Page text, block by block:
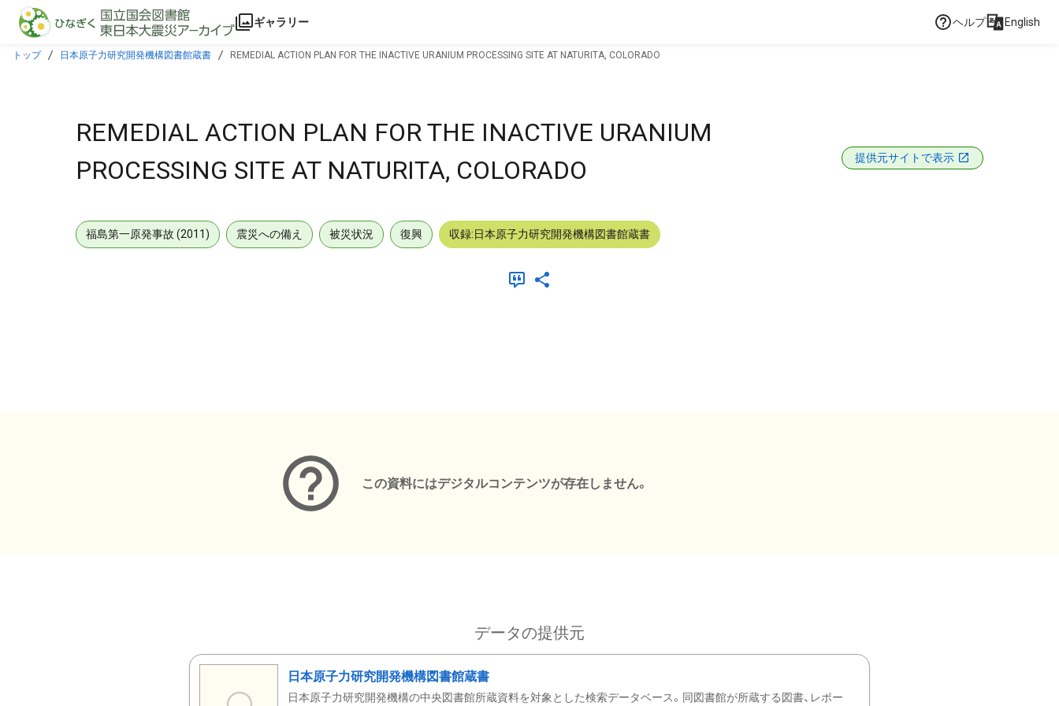
本文に飛ぶ
ギャラリー ヘルプ English
トップ 日本原子力研究開発機構図書館蔵書 REMEDIAL ACTION PLAN FOR THE INACTIVE URANIUM PROCESSING SITE AT NATURITA, COLORADO
REMEDIAL ACTION PLAN FOR THE INACTIVE URANIUM
PROCESSING SITE AT NATURITA, COLORADO
提供元サイトで表示
福島第一原発事故 (2011) 震災への備え 被災状況 復興 収録:日本原子力研究開発機構図書館蔵書
この資料にはデジタルコンテンツが存在しません。
データの提供元
日本原子力研究開発機構図書館蔵書
日本原子力研究開発機構の中央図書館所蔵資料を対象とした検索データベース。同図書館が所蔵する図書、レポー